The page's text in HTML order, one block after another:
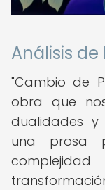
Análisis
"Cambio de
obra que
dualidades y
una prosa